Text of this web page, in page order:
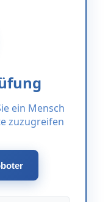
ein Mensch
zuzugreifen